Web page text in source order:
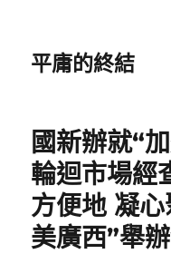
平庸的終結
國新辦就“
輪迴市場經
方便地 凝
美廣西”舉